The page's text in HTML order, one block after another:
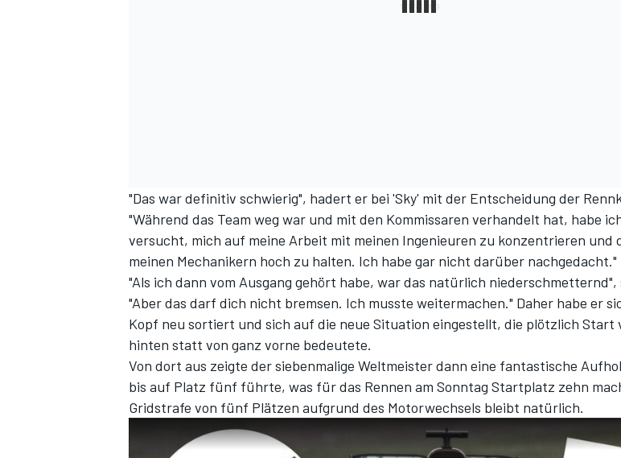
"Das war definitiv schwierig", hadert er bei 'Sky' mit der Entscheidung der
"Während das Team weg war und mit den Kommissaren verhandelt hat, habe
versucht, mich auf meine Arbeit mit meinen Ingenieuren zu konzentrieren und
meinen Mechanikern hoch zu halten. Ich habe gar nicht darüber nachgedacht."
"Als ich dann vom Ausgang gehört habe, war das natürlich
"Aber das darf dich nicht bremsen. Ich musste weitermachen." Daher habe er
Kopf neu sortiert und sich auf die neue Situation eingestellt, die plötzlich Start
hinten statt von ganz vorne bedeutete.
Von dort aus zeigte der siebenmalige Weltmeister dann eine fantastische
bis auf Platz fünf führte, was für das Rennen am Sonntag Startplatz zehn
Gridstrafe von fünf Plätzen aufgrund des Motorwechsels bleibt natürlich.